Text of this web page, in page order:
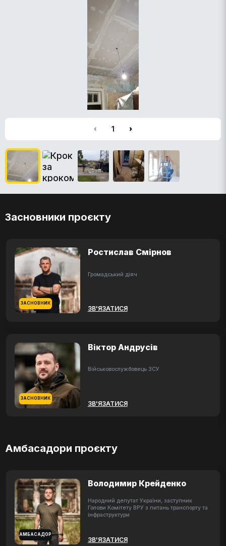
1
Засновники проєкту
ЗАСНОВНИК
Ростислав Смірнов
Громадський діяч
ЗВ'ЯЗАТИСЯ
ЗАСНОВНИК
Віктор Андрусів
Військовослужбовець ЗСУ
ЗВ'ЯЗАТИСЯ
Амбасадори проєкту
АМБАСАДОР
Володимир Крейденко
Народний депутат України, заступник
Голови Комітету ВРУ з питань транспорту та
інфраструктури
ЗВ'ЯЗАТИСЯ